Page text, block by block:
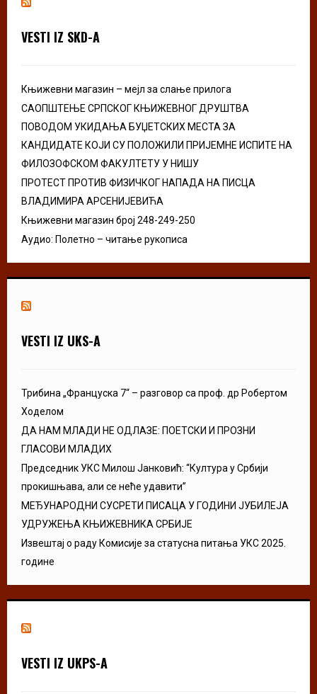
r
VESTI IZ SKD-A
Књижевни магазин – мејл за слање прилога
САОПШТЕЊЕ СРПСКОГ КЊИЖЕВНОГ ДРУШТВА
ПОВОДОМ УКИДАЊА БУЏЕТСКИХ МЕСТА ЗА
КАНДИДАТЕ КОЈИ СУ ПОЛОЖИЛИ ПРИЈЕМНЕ ИСПИТЕ НА
ФИЛОЗОФСКОМ ФАКУЛТЕТУ У НИШУ
ПРОТЕСТ ПРОТИВ ФИЗИЧКОГ НАПАДА НА ПИСЦА
ВЛАДИМИРА АРСЕНИЈЕВИЋА
Књижевни магазин број 248-249-250
Аудио: Полетно – читање рукописа
VESTI IZ UKS-A
Трибина „Француска 7“ – разговор са проф. др Робертом
Ходелом
ДА НАМ МЛАДИ НЕ ОДЛАЗЕ: ПОЕТСКИ И ПРОЗНИ
ГЛАСОВИ МЛАДИХ
Председник УКС Милош Јанковић: “Култура у Србији
прокишњава, али се неће удавити”
МЕЂУНАРОДНИ СУСРЕТИ ПИСАЦА У ГОДИНИ ЈУБИЛЕЈА
УДРУЖЕЊА КЊИЖЕВНИКА СРБИЈЕ
Извештај о раду Комисије за статусна питања УКС 2025.
године
VESTI IZ UKPS-A